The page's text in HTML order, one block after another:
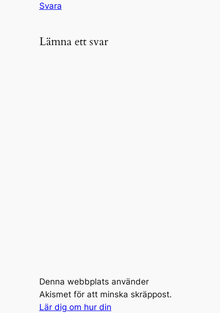
Svara
Lämna ett svar
Denna webbplats använder
Akismet för att minska skräppost.
Lär dig om hur din